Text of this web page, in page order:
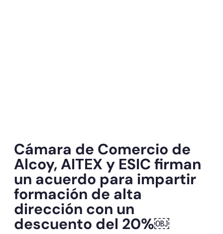
Cámara de Comercio de
Alcoy, AITEX y ESIC firman
un acuerdo para impartir
formación de alta
dirección con un
descuento del 20%￼